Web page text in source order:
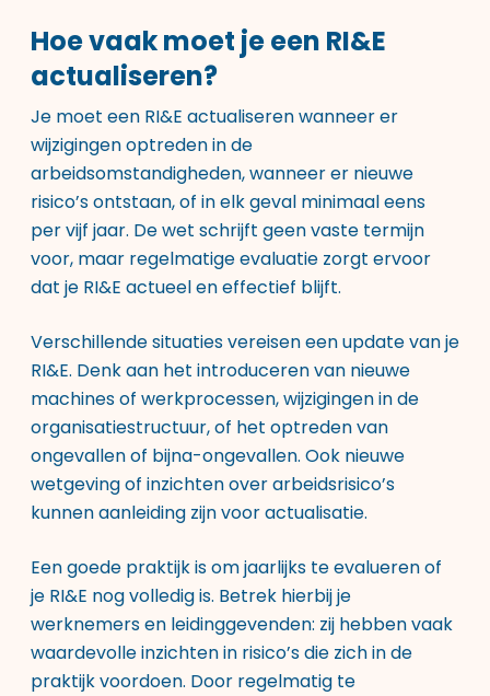
Hoe vaak moet je een RI&E
actualiseren?
Je moet een RI&E actualiseren wanneer er
wijzigingen optreden in de
arbeidsomstandigheden, wanneer er nieuwe
risico’s ontstaan, of in elk geval minimaal eens
per vijf jaar. De wet schrijft geen vaste termijn
voor, maar regelmatige evaluatie zorgt ervoor
dat je RI&E actueel en effectief blijft.
Verschillende situaties vereisen een update van je
RI&E. Denk aan het introduceren van nieuwe
machines of werkprocessen, wijzigingen in de
organisatiestructuur, of het optreden van
ongevallen of bijna-ongevallen. Ook nieuwe
wetgeving of inzichten over arbeidsrisico’s
kunnen aanleiding zijn voor actualisatie.
Een goede praktijk is om jaarlijks te evalueren of
je RI&E nog volledig is. Betrek hierbij je
werknemers en leidinggevenden: zij hebben vaak
waardevolle inzichten in risico’s die zich in de
praktijk voordoen. Door regelmatig te